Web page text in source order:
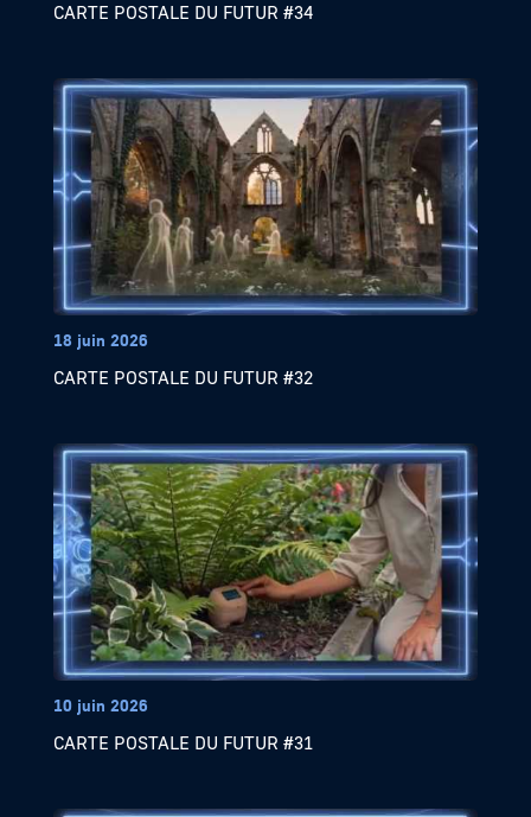
CARTE POSTALE DU FUTUR #34
18 juin 2026
CARTE POSTALE DU FUTUR #32
10 juin 2026
CARTE POSTALE DU FUTUR #31